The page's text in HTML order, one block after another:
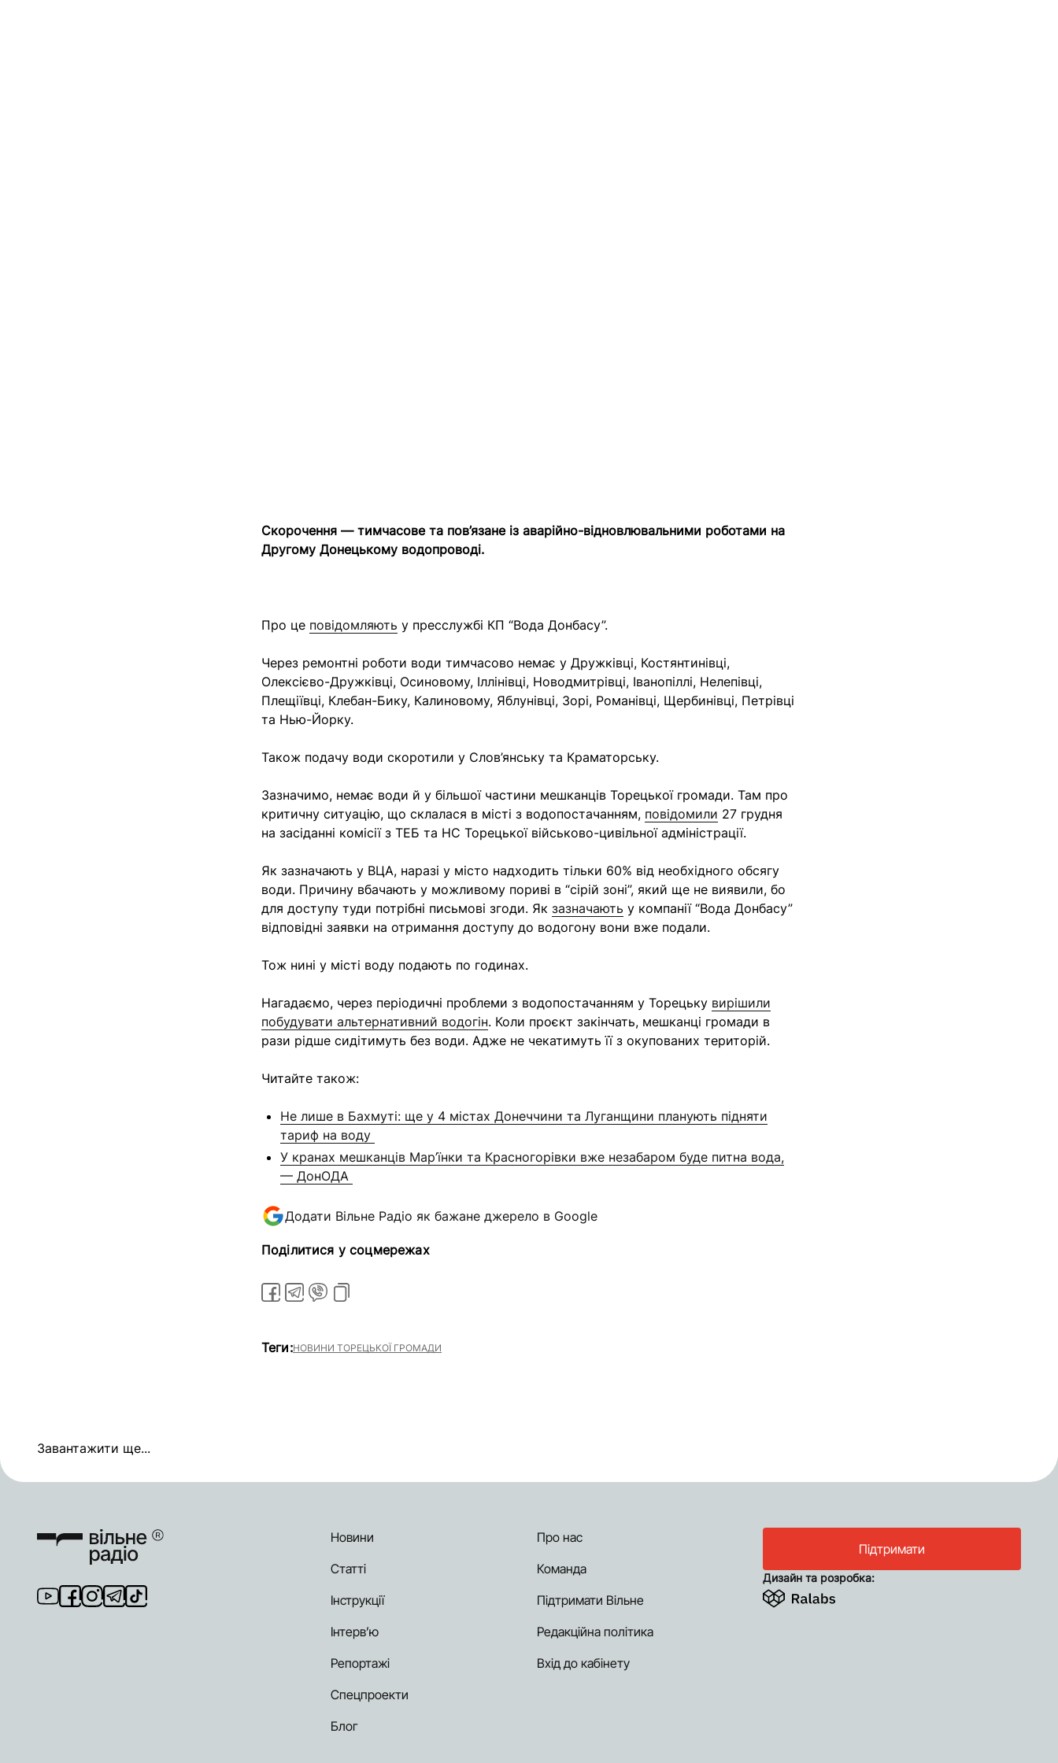
Скорочення — тимчасове та пов’язане із аварійно-відновлювальними роботами на
Другому Донецькому водопроводі.
Про це повідомляють у пресслужбі КП “Вода Донбасу”.
Через ремонтні роботи води тимчасово немає у Дружківці, Костянтинівці,
Олексієво-Дружківці, Осиновому, Іллінівці, Новодмитрівці, Іванопіллі, Нелепівці,
Плещіївці, Клебан-Бику, Калиновому, Яблунівці, Зорі, Романівці, Щербинівці, Петрівці
та Нью-Йорку.
Також подачу води скоротили у Слов’янську та Краматорську.
Зазначимо, немає води й у більшої частини мешканців Торецької громади. Там про
критичну ситуацію, що склалася в місті з водопостачанням, повідомили 27 грудня
на засіданні комісії з ТЕБ та НС Торецької військово-цивільної адміністрації.
Як зазначають у ВЦА, наразі у місто надходить тільки 60% від необхідного обсягу
води. Причину вбачають у можливому пориві в “сірій зоні”, який ще не виявили, бо
для доступу туди потрібні письмові згоди. Як зазначають у компанії “Вода Донбасу”
відповідні заявки на отримання доступу до водогону вони вже подали.
Тож нині у місті воду подають по годинах.
Нагадаємо, через періодичні проблеми з водопостачанням у Торецьку вирішили
побудувати альтернативний водогін. Коли проєкт закінчать, мешканці громади в
рази рідше сидітимуть без води. Адже не чекатимуть її з окупованих територій.
Читайте також:
Не лише в Бахмуті: ще у 4 містах Донеччини та Луганщини планують підняти
тариф на воду
У кранах мешканців Мар’їнки та Красногорівки вже незабаром буде питна вода,
— ДонОДА
Додати Вільне Радіо як бажане джерело в Google
Поділитися у соцмережах
Теги:НОВИНИ ТОРЕЦЬКОЇ ГРОМАДИ
Завантажити ще...
Новини
Статті
Інструкції
Інтерв’ю
Репортажі
Спецпроекти
Блог
Про нас
Команда
Підтримати Вільне
Редакційна політика
Вхід до кабінету
Підтримати
Дизайн та розробка: